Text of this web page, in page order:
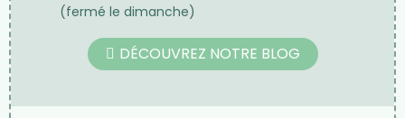
(fermé le dimanche)
DÉCOUVREZ NOTRE BLOG